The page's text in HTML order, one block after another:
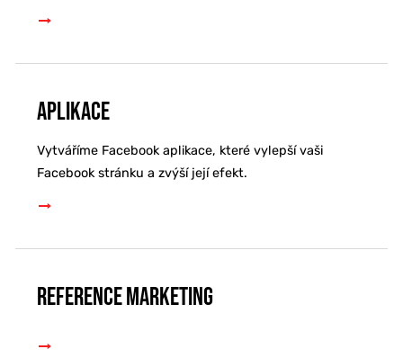
Aplikace
Vytváříme Facebook aplikace, které vylepší vaši
Facebook stránku a zvýší její efekt.
Reference marketing